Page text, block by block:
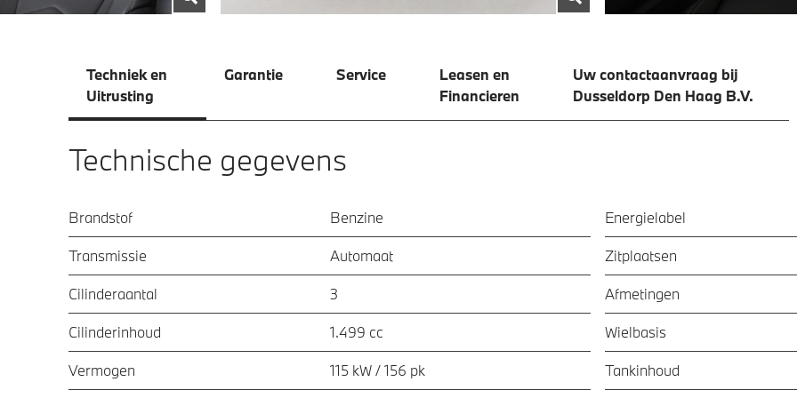
Techniek en
Uitrusting
Garantie Service
Leasen en
Financieren
Uw contactaanvraag bij
Dusseldorp Den Haag B.V.
Technische gegevens
Brandstof Benzine
Transmissie Automaat
Cilinderaantal 3
Cilinderinhoud 1.499 cc
Vermogen 115 kW / 156 pk
Energielabel
Zitplaatsen
Afmetingen
Wielbasis
Tankinhoud